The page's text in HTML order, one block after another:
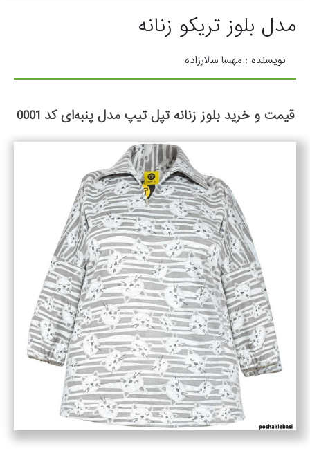
مدل بلوز تریکو زنانه
نویسنده : مهسا سالارزاده
قیمت و خرید بلوز زنانه تپل تیپ مدل پنبه‌ای کد 0001